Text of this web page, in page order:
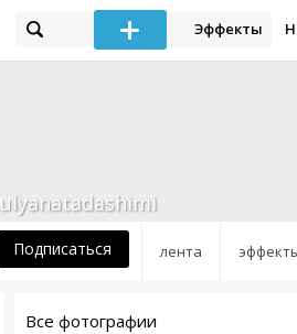
Эффекты
лента
ulyanatadashimi
Подписаться
Все фотографии